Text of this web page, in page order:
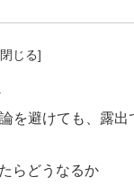
を避けても、露出
らどうなるか